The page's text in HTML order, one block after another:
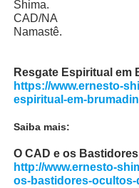
Shima.
CAD/NA
Namastê.
Resgate Espiritual em
https://www.ernesto-
espiritual-em-
Saiba mais:
O CAD e os
http://www.ernesto-
os-bastidores-ocultos-